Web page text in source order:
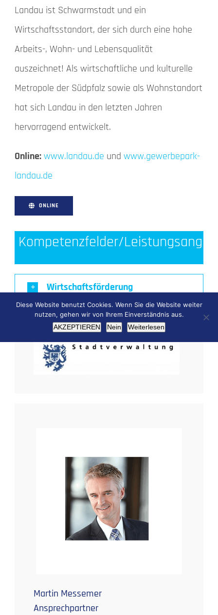
Landau ist Schwarmstadt und ein
Wirtschaftsstandort, der sich durch eine hohe
Arbeits-, Wohn- und Lebensqualität
auszeichnet! Als wirtschaftliche und kulturelle
Metropole der Südpfalz sowie als Wohnstandort
hat sich Landau in den letzten Jahren
hervorragend entwickelt.
Online:www.landau.de und www.gewerbepark-
landau.de
ONLINE
Kompetenzfelder/
Wirtschaftsförderung
Martin Messemer
Ansprechpartner
Diese Website benutzt Cookies. Wenn Sie die Website weiter
nutzen, gehen wir von Ihrem Einverständnis aus.
AKZEPTIEREN
Nein Weiterlesen